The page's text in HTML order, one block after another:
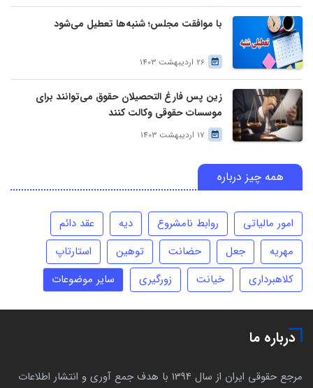
با موافقت مجلس؛ شنبه‌ها تعطیل می‌شود
26 اردیبهشت 1403
زین پس فارغ التحصیلان حقوق می‌توانند برای
موسسات حقوقی وکالت کنند
17 اردیبهشت 1403
همه چیز درباره
امور مالیاتی روابط نامشروع دیه
عقد دائم
مهریه
جعل حضانت توهین
استارتاپ
کلاهبرداری
خیانت زورگیری سایر موضوعات
درباره ما
مرجع حقوقی ایران از سال 1394 با هدف جمع آوری و انتشار اطلاعات